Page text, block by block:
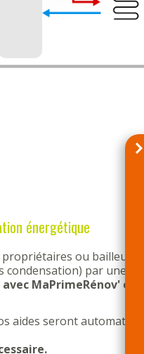
énergétique
ou bailleurs
condensation) par une
MaPrimeRénov' ou
aides seront